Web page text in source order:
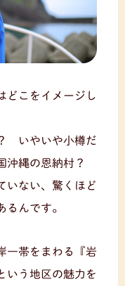
どこをイメージし
いやいや小樽だ
縄の恩納村？
いない、驚くほど
るんです。
一帯をまわる『岩
いう地区の魅力を